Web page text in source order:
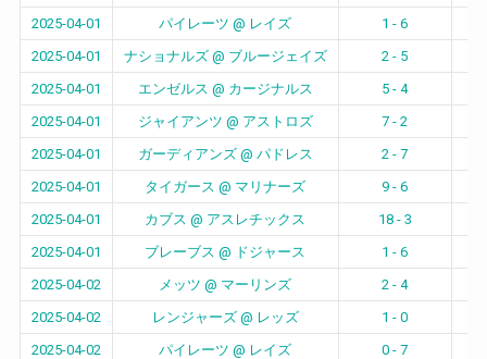
2025-04-01
パイレーツ @ レイズ
1 - 6
2025-04-01
ナショナルズ @ ブルージェイズ
2 - 5
2025-04-01
エンゼルス @ カージナルス
5 - 4
2025-04-01
ジャイアンツ @ アストロズ
7 - 2
2025-04-01
ガーディアンズ @ パドレス
2 - 7
2025-04-01
タイガース @ マリナーズ
9 - 6
2025-04-01
カブス @ アスレチックス
18 - 3
2025-04-01
ブレーブス @ ドジャース
1 - 6
2025-04-02
メッツ @ マーリンズ
2 - 4
2025-04-02
レンジャーズ @ レッズ 1 - 0
2025-04-02
パイレーツ @ レイズ 0 - 7